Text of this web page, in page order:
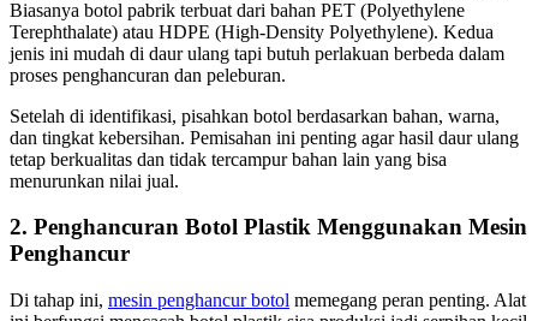
Biasanya botol pabrik terbuat dari bahan PET (Polyethylene
Terephthalate) atau HDPE (High-Density Polyethylene). Kedua
jenis ini mudah di daur ulang tapi butuh perlakuan berbeda dalam
proses penghancuran dan peleburan.
Setelah di identifikasi, pisahkan botol berdasarkan bahan, warna,
dan tingkat kebersihan. Pemisahan ini penting agar hasil daur ulang
tetap berkualitas dan tidak tercampur bahan lain yang bisa
menurunkan nilai jual.
2. Penghancuran Botol Plastik Menggunakan Mesin
Penghancur
Di tahap ini, mesin penghancur botol memegang peran penting. Alat